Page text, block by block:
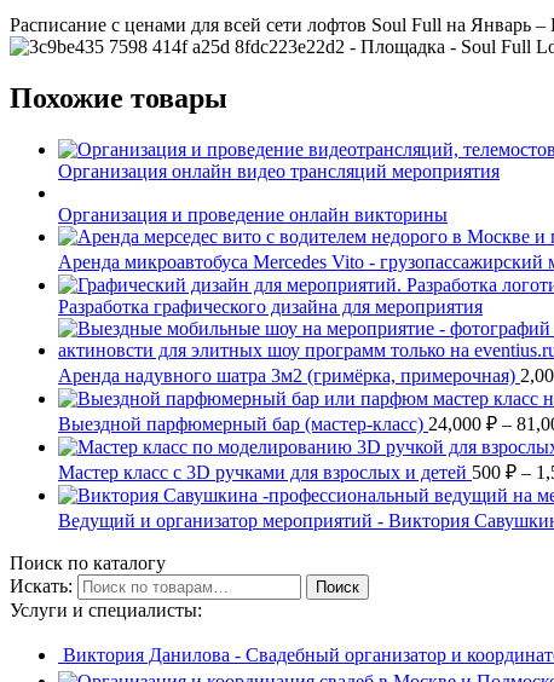
Расписание с ценами для всей сети лофтов Soul Full на Январь –
Похожие товары
Организация онлайн видео трансляций мероприятия
Организация и проведение онлайн викторины
Аренда микроавтобуса Mercedes Vito - грузопассажирский
Разработка графического дизайна для мероприятия
Аренда надувного шатра 3м2 (гримёрка, примерочная)
Выездной парфюмерный бар (мастер-класс) 24,000 ₽ –
Мастер класс с 3D ручками для взрослых и детей 500 ₽ –
Ведущий и организатор мероприятий - Виктория
Поиск по каталогу
Искать:
Поиск
Услуги и специалисты:
Виктория Данилова - Свадебный организатор и